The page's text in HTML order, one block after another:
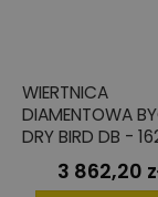
WIERTNICA
DIAMENTOWA
DRY BIRD DB -
Cena
3 862,20